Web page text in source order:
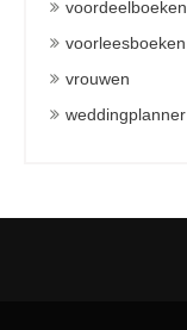
voordeelboeken
voorleesboeken
vrouwen
weddingplanner